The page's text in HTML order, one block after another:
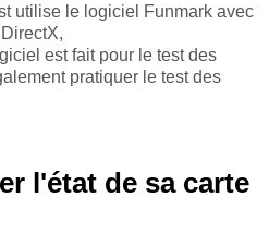
utilise le logiciel Funmark avec
est fait pour le test des
pratiquer le test des
l'état de sa carte